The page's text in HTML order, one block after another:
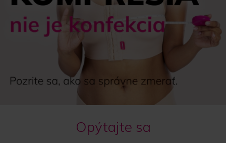
Opýtajte sa